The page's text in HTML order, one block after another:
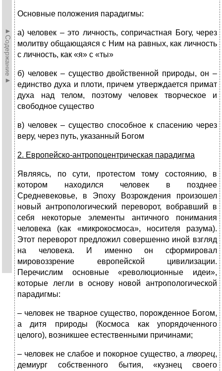
►Содержание►
Основные положения парадигмы:
а) человек – это личность, сопричастная Богу, через
молитву общающаяся с Ним на равных, как личность
с личность, как «я» с «ты»
б) человек – существо двойственной природы, он –
единство духа и плоти, причем утверждается примат
духа над телом, поэтому человек творческое и
свободное существо
в) человек – существо способное к спасению через
веру, через путь, указанный Богом
2. Европейско-антропоцентрическая парадигма
Являясь, по сути, протестом тому состоянию, в
котором находился человек в позднее
Средневековье, в Эпоху Возрождения произошел
новый антропологический переворот, вобравший в
себя некоторые элементы античного понимания
человека (как «микрокосмоса», носителя разума).
Этот переворот предложил совершенно иной взгляд
на человека. И именно он сформировал
мировоззрение европейской цивилизации.
Перечислим основные «революционные идеи»,
которые легли в основу новой антропологической
парадигмы:
– человек не тварное существо, порожденное Богом,
а дитя природы (Космоса как упорядоченного
целого), возникшее естественными причинами;
– человек не слабое и покорное существо, а творец,
демиург собственного бытия, «кузнец своего